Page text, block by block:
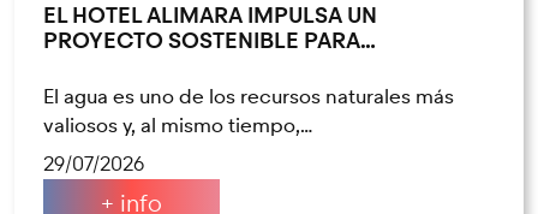
EL HOTEL ALIMARA IMPULSA UN
PROYECTO SOSTENIBLE PARA…
El agua es uno de los recursos naturales más
valiosos y, al mismo tiempo,…
29/07/2026
+ info